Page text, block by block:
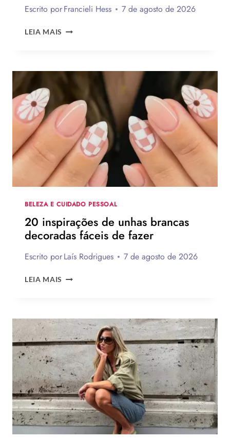
Escrito porFrancieli Hess 7 de agosto de 2026
LEIA MAIS LEMBRANCINHAS
PAIS
2026:
IDEIAS
DE
PRESENTES
CRIATIVOS
COM
PASSO
A
BELEZA E CUIDADO PESSOAL
20 inspirações de unhas brancas
decoradas fáceis de fazer
Escrito porLaís Rodrigues 7 de agosto de 2026
LEIA MAIS
BRANCAS
DECORADAS
FÁCEIS
DE
FAZER